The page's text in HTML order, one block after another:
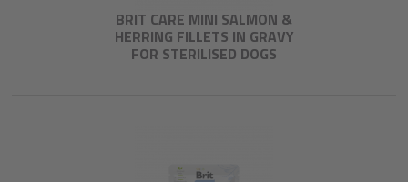
BRIT CARE MINI SALMON &
HERRING FILLETS IN GRAVY
FOR STERILISED DOGS